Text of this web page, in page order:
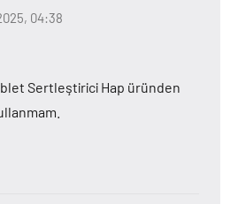
04:38
Sertleştirici Hap üründen